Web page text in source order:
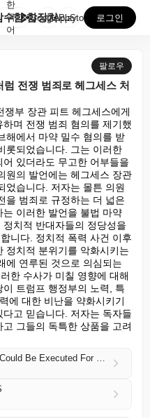
민주당 의원, 나치 잠수함 함장처럼 전쟁 범죄로 헤그세...
한
국
어
GooglePlay
AppStore 로그인
팔로우
전쟁 범죄로 헤그세스 처
부 장관 피트 헤그세스에게
며 전쟁 범죄 혐의를 제기했
해에서 마약 밀수 혐의를 받
롯되었습니다. 그는 이러한
있더라도 무고한 어부들을
원의 발언에는 헤그세스 장관
었습니다. 저자는 몰튼 의원
을 범죄로 규정하는 더 넓은
이러한 발언을 불법 마약
치적 반대자들의 정당성을
니다. 정치적 폭력 사건 이후
정치적 분위기를 악화시키는
에 연루된 것으로 의심되는
한 수사가 미칠 영향에 대해
트럼프 행정부의 노력, 특
에 대한 비난을 약화시키기
고 믿습니다. 저자는 독자들
그들의 독특한 상품을 고려
Dem Rep Suggests Hegseth Could Be Executed For War Crimes Like Nazi Sub-Captains